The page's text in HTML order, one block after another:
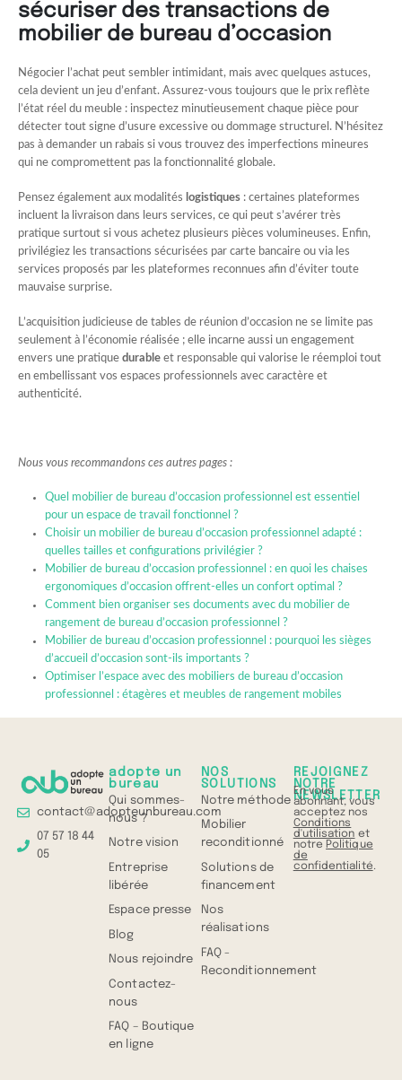
sécuriser des transactions de
mobilier de bureau d’occasion
Négocier l’achat peut sembler intimidant, mais avec quelques astuces,
cela devient un jeu d’enfant. Assurez-vous toujours que le prix reflète
l’état réel du meuble : inspectez minutieusement chaque pièce pour
détecter tout signe d’usure excessive ou dommage structurel. N’hésitez
pas à demander un rabais si vous trouvez des imperfections mineures
qui ne compromettent pas la fonctionnalité globale.
Pensez également aux modalités logistiques : certaines plateformes
incluent la livraison dans leurs services, ce qui peut s’avérer très
pratique surtout si vous achetez plusieurs pièces volumineuses. Enfin,
privilégiez les transactions sécurisées par carte bancaire ou via les
services proposés par les plateformes reconnues afin d’éviter toute
mauvaise surprise.
L’acquisition judicieuse de tables de réunion d’occasion ne se limite pas
seulement à l’économie réalisée ; elle incarne aussi un engagement
envers une pratique durable et responsable qui valorise le réemploi tout
en embellissant vos espaces professionnels avec caractère et
authenticité.
Nous vous recommandons ces autres pages :
Quel mobilier de bureau d’occasion professionnel est essentiel
pour un espace de travail fonctionnel ?
Choisir un mobilier de bureau d’occasion professionnel adapté :
quelles tailles et configurations privilégier ?
Mobilier de bureau d’occasion professionnel : en quoi les chaises
ergonomiques d’occasion offrent-elles un confort optimal ?
Comment bien organiser ses documents avec du mobilier de
rangement de bureau d’occasion professionnel ?
Mobilier de bureau d’occasion professionnel : pourquoi les sièges
d’accueil d’occasion sont-ils importants ?
Optimiser l’espace avec des mobiliers de bureau d’occasion
professionnel : étagères et meubles de rangement mobiles
contact@adopteunbureau.com
07 57 18 44
05
adopte un
bureau
Qui sommes-
nous ?
Notre vision
Entreprise
libérée
Espace presse
Blog
Nous rejoindre
Contactez-
nous
FAQ – Boutique
en ligne
NOS
SOLUTIONS
Notre méthode
Mobilier
reconditionné
Solutions de
financement
Nos
réalisations
FAQ -
Reconditionnement
REJOIGNEZ
NOTRE
NEWSLETTER
En vous
abonnant, vous
acceptez nos
Conditions
d'utilisation et
notre Politique
de
confidentialité.